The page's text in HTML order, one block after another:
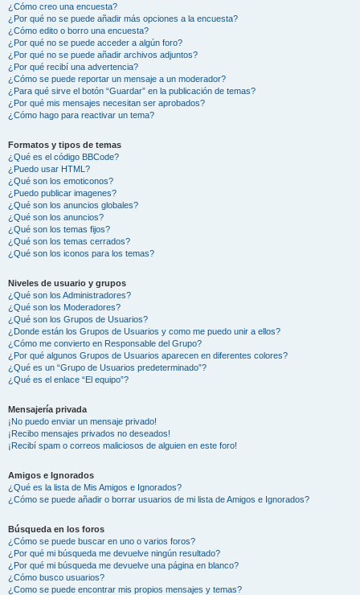
¿Cómo creo una encuesta?
¿Por qué no se puede añadir más opciones a la encuesta?
¿Cómo edito o borro una encuesta?
¿Por qué no se puede acceder a algún foro?
¿Por qué no se puede añadir archivos adjuntos?
¿Por qué recibí una advertencia?
¿Cómo se puede reportar un mensaje a un moderador?
¿Para qué sirve el botón “Guardar” en la publicación de temas?
¿Por qué mis mensajes necesitan ser aprobados?
¿Cómo hago para reactivar un tema?
Formatos y tipos de temas
¿Qué es el código BBCode?
¿Puedo usar HTML?
¿Qué son los emoticonos?
¿Puedo publicar imagenes?
¿Qué son los anuncios globales?
¿Qué son los anuncios?
¿Qué son los temas fijos?
¿Qué son los temas cerrados?
¿Qué son los iconos para los temas?
Niveles de usuario y grupos
¿Qué son los Administradores?
¿Qué son los Moderadores?
¿Qué son los Grupos de Usuarios?
¿Donde están los Grupos de Usuarios y como me puedo unir a ellos?
¿Cómo me convierto en Responsable del Grupo?
¿Por qué algunos Grupos de Usuarios aparecen en diferentes colores?
¿Qué es un “Grupo de Usuarios predeterminado”?
¿Qué es el enlace “El equipo”?
Mensajería privada
¡No puedo enviar un mensaje privado!
¡Recibo mensajes privados no deseados!
¡Recibí spam o correos maliciosos de alguien en este foro!
Amigos e Ignorados
¿Qué es la lista de Mis Amigos e Ignorados?
¿Cómo se puede añadir o borrar usuarios de mi lista de Amigos e Ignorados?
Búsqueda en los foros
¿Cómo se puede buscar en uno o varios foros?
¿Por qué mi búsqueda me devuelve ningún resultado?
¿Por qué mi búsqueda me devuelve una página en blanco?
¿Cómo busco usuarios?
¿Como se puede encontrar mis propios mensajes y temas?